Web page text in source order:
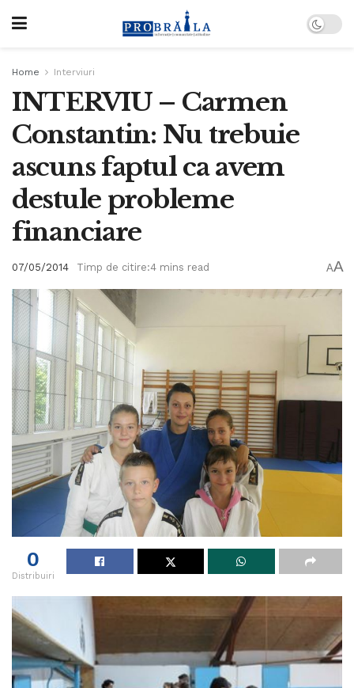
Home Interviuri
INTERVIU – Carmen
Constantin: Nu trebuie
ascuns faptul ca avem
destule probleme
financiare
07/05/2014 Timp de citire:4 mins read AA
0
Distribuiri